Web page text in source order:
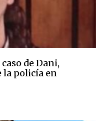
de Dani,
la policía en